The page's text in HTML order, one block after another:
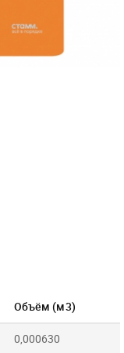
Объём (м3)
0,000630